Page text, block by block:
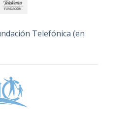
Telefónica (en